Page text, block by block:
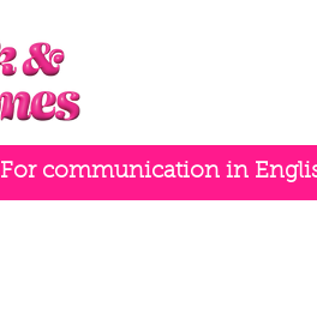
For communication in